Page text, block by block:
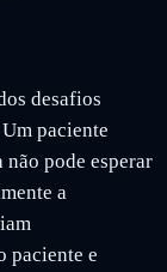
desafios
paciente
não pode esperar
a
paciente e